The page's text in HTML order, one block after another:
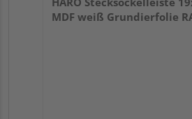
MDF weiß Grundierfolie